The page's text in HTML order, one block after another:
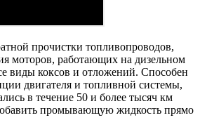
прочистки топливопроводов,
моторов, работающих на дизельном
виды коксов и отложений. Способен
двигателя и топливной системы,
в течение 50 и более тысяч км
промывающую жидкость прямо